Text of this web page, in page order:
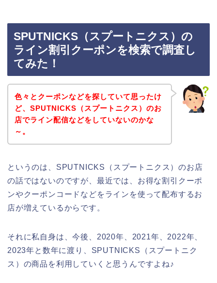
SPUTNICKS（スプートニクス）の
ライン割引クーポンを検索で調査し
てみた！
色々とクーポンなどを探していて思ったけ
ど、SPUTNICKS（スプートニクス）のお
店でライン配信などをしていないのかな
～。
というのは、SPUTNICKS（スプートニクス）のお店
の話ではないのですが、最近では、お得な割引クーポ
ンやクーポンコードなどをラインを使って配布するお
店が増えているからです。
それに私自身は、今後、2020年、2021年、2022年、
2023年と数年に渡り、SPUTNICKS（スプートニク
ス）の商品を利用していくと思うんですよね♪